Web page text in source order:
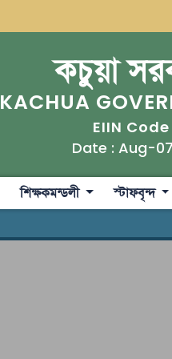
কচুয়া
KACHUA
EIIN Code
Date : Aug-
শিক্ষকমন্ডলী স্টাফবৃন্দ